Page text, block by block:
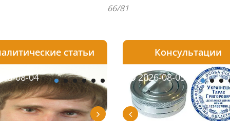
66/81
05 2026-08-05
статьи
08-04 2026-08-04
Консультации
2026-07-23 2026-08-05
2026-07-30